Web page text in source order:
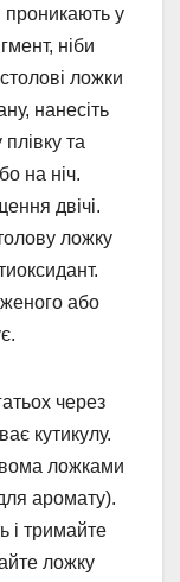
проникають у
ніби
ложки
нанесіть
плівку та
на ніч.
двічі.
ложку
або
через
кутикулу.
ложками
аромату).
і тримайте
ложку